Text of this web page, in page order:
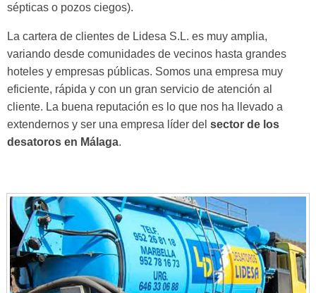
sépticas o pozos ciegos).
La cartera de clientes de Lidesa S.L. es muy amplia,
variando desde comunidades de vecinos hasta grandes
hoteles y empresas públicas. Somos una empresa muy
eficiente, rápida y con un gran servicio de atención al
cliente. La buena reputación es lo que nos ha llevado a
extendernos y ser una empresa líder del sector de los
desatoros en Málaga.